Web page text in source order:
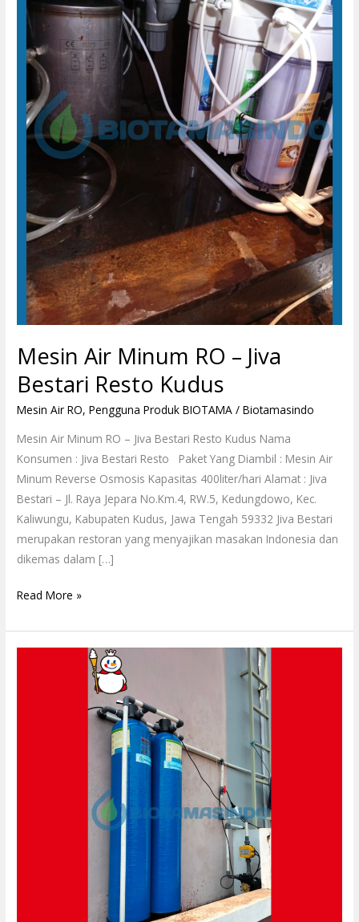
Mesin Air Minum RO – Jiva
Bestari Resto Kudus
Mesin Air RO,Pengguna Produk BIOTAMA /Biotamasindo
Mesin Air Minum RO – Jiva Bestari Resto Kudus Nama
Konsumen : Jiva Bestari Resto Paket Yang Diambil : Mesin Air
Minum Reverse Osmosis Kapasitas 400liter/hari Alamat : Jiva
Bestari – Jl. Raya Jepara No.Km.4, RW.5, Kedungdowo, Kec.
Kaliwungu, Kabupaten Kudus, Jawa Tengah 59332 Jiva Bestari
merupakan restoran yang menyajikan masakan Indonesia dan
dikemas dalam […]
Jiva
Bestari
Resto
Kudus
Read More »